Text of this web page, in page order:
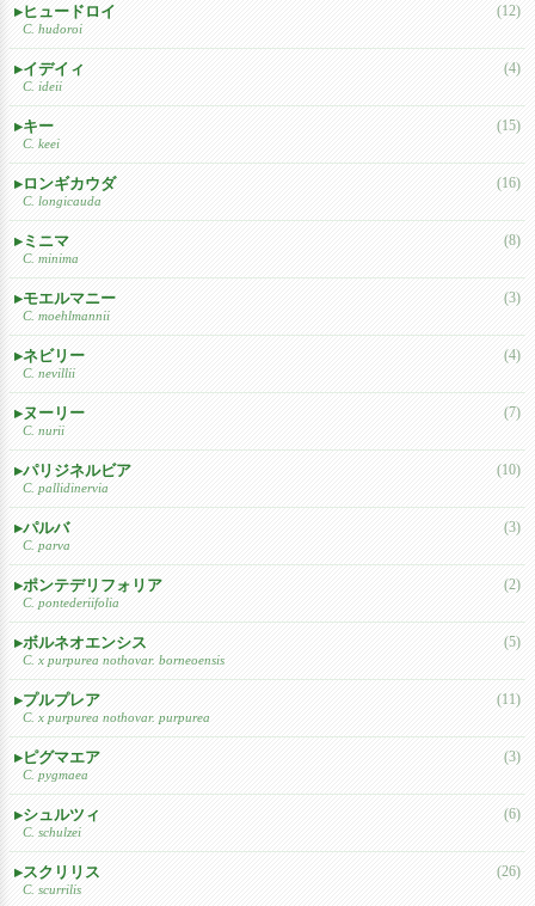
ヒュードロイ
C. hudoroi
(12)
イデイィ
C. ideii
(4)
キー
C. keei
(15)
ロンギカウダ
C. longicauda
(16)
ミニマ
C. minima
(8)
モエルマニー
C. moehlmannii
(3)
ネビリー
C. nevillii
(4)
ヌーリー
C. nurii
(7)
パリジネルビア
C. pallidinervia
(10)
パルバ
C. parva
(3)
ポンテデリフォリア
C. pontederiifolia
(2)
ボルネオエンシス
C. x purpurea nothovar. borneoensis
(5)
プルプレア
C. x purpurea nothovar. purpurea
(11)
ピグマエア
C. pygmaea
(3)
シュルツィ
C. schulzei
(6)
スクリリス
C. scurrilis
(26)